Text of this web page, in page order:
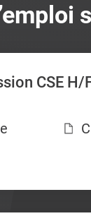
CSE H/